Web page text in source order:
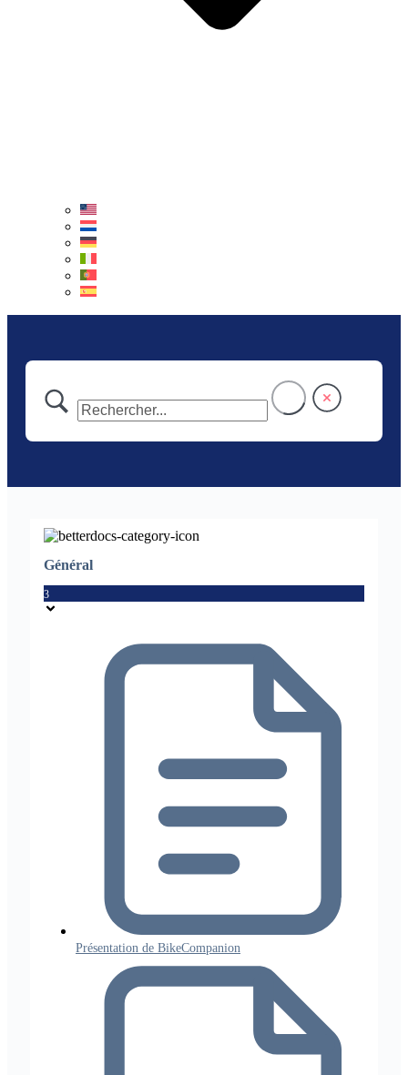
Général
3
Présentation de BikeCompanion